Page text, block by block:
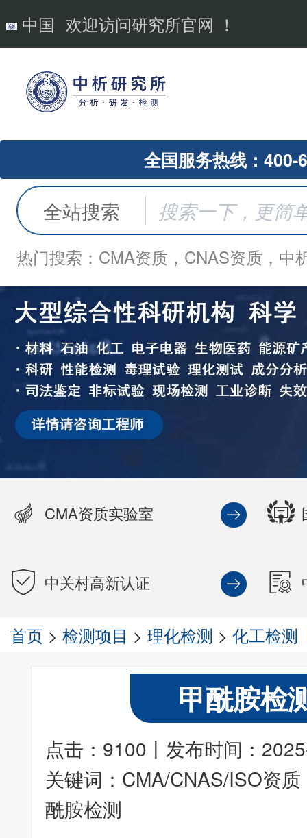
中国 欢迎访问研究所官网 ！
全国服务热线：400-
全站搜索
热门搜索：CMA资质，CNAS资质，中
CMA资质实验室
中关村高新认证
首页 > 检测项目 > 理化检测 > 化工检测
甲酰胺检
点击：9100丨发布时间：
关键词：CMA/CNAS/ISO资
酰胺检测